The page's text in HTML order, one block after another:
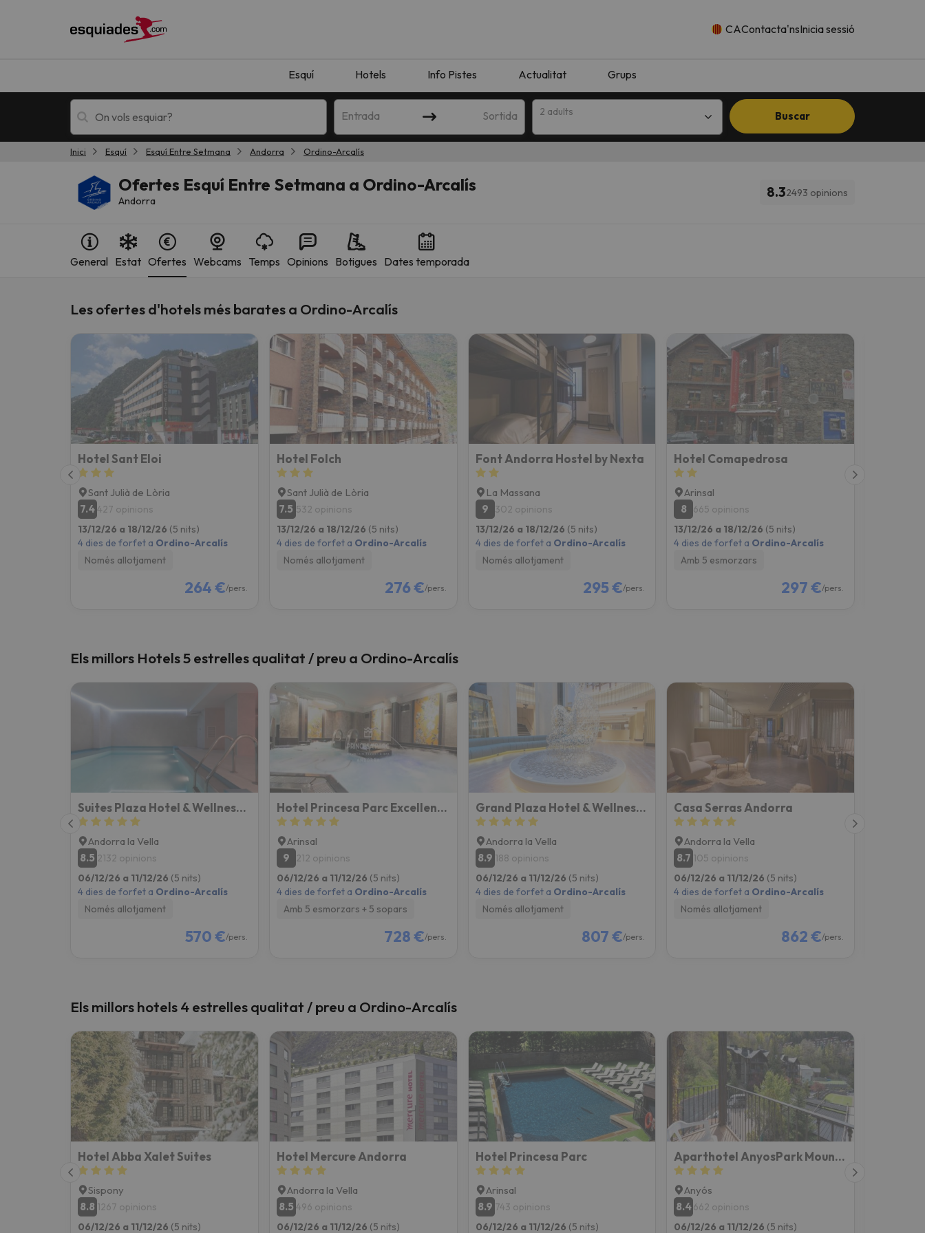
CAContacta'nsInicia sessió
Esquí Hotels Info Pistes Actualitat Grups
Entrada Sortida 2 adults Buscar
Esquí Escapades
Vaja! Sembla que el nostre cercador ha perdut el nord. Quan trobi la seva brúixola torna.
Inici Esquí Esquí Entre Setmana Andorra Ordino-Arcalís
Ofertes Esquí Entre Setmana a Ordino-Arcalís
Andorra 8.32493 opinions
General Estat Ofertes Webcams Temps Opinions Botigues Dates temporada
Les ofertes d'hotels més barates a Ordino-Arcalís
Hotel Sant Eloi
Sant Julià de Lòria
7.4427 opinions
13/12/26 a 18/12/26 (5 nits)
4 dies de forfet a Ordino-Arcalís
Només allotjament
264 €/pers.
Hotel Folch
Sant Julià de Lòria
7.5 532 opinions
13/12/26 a 18/12/26 (5 nits)
4 dies de forfet a Ordino-Arcalís
Només allotjament
276 €/pers.
Font Andorra Hostel by Nexta
La Massana
9
302 opinions
13/12/26 a 18/12/26 (5 nits)
4 dies de forfet a Ordino-Arcalís
Només allotjament
295 €/pers.
Hotel Comapedrosa
Arinsal
8
665 opinions
13/12/26 a 18/12/26 (5 nits)
4 dies de forfet a Ordino-Arcalís
Amb 5 esmorzars
297 €/pers.
Els millors Hotels 5 estrelles qualitat / preu a Ordino-Arcalís
Suites Plaza Hotel & Wellness Andorra
Andorra la Vella
8.5 2132 opinions
06/12/26 a 11/12/26 (5 nits)
4 dies de forfet a Ordino-Arcalís
Només allotjament
570 €/pers.
Hotel Princesa Parc Excellence (ex Diana Parc)
Arinsal
9
212 opinions
06/12/26 a 11/12/26 (5 nits)
4 dies de forfet a Ordino-Arcalís
Amb 5 esmorzars + 5 sopars
728 €/pers.
Grand Plaza Hotel & Wellness Andorra
Andorra la Vella
8.9 188 opinions
06/12/26 a 11/12/26 (5 nits)
4 dies de forfet a Ordino-Arcalís
Només allotjament
807 €/pers.
Casa Serras Andorra
Andorra la Vella
8.7 105 opinions
06/12/26 a 11/12/26 (5 nits)
4 dies de forfet a Ordino-Arcalís
Només allotjament
862 €/pers.
Els millors hotels 4 estrelles qualitat / preu a Ordino-Arcalís
Hotel Abba Xalet Suites
Sispony
8.8 1267 opinions
06/12/26 a 11/12/26 (5 nits)
Hotel Mercure Andorra
Andorra la Vella
8.5 496 opinions
06/12/26 a 11/12/26 (5 nits)
Hotel Princesa Parc
Arinsal
8.9 743 opinions
06/12/26 a 11/12/26 (5 nits)
Aparthotel AnyosPark Mountain & Wellness Resort
Anyós
8.4662 opinions
06/12/26 a 11/12/26 (5 nits)